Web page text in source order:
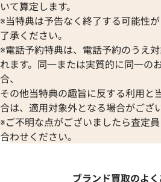
いて算定します。
※当特典は予告なく終了する可能性
了承ください。
※電話予約特典は、電話予約のうえ
れます。同一または実質的に同一の
合、
その他当特典の趣旨に反する利用と
合は、適用対象外となる場合がござい
※ご不明な点がございましたら査定
合わせください。
ブランド買取のよ